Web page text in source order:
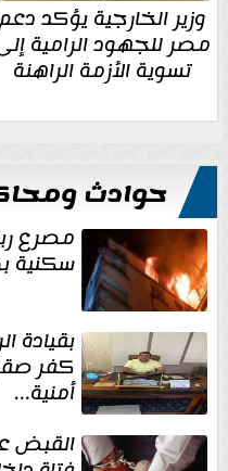
وزير الخارجية يؤكد دعم
مصر للجهود الرامية
تسوية الأزمة الراهنة
حوادث
مصرع
سكنية
بقيادة
كفر
أمنية...
القبض